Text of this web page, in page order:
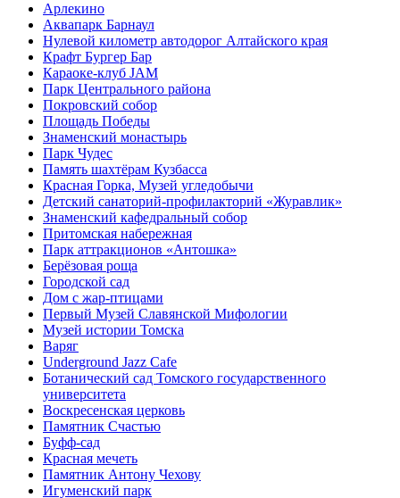
Арлекино
Аквапарк Барнаул
Нулевой километр автодорог Алтайского края
Крафт Бургер Бар
Караоке-клуб JAM
Парк Центрального района
Покровский собор
Площадь Победы
Знаменский монастырь
Парк Чудес
Память шахтёрам Кузбасса
Красная Горка, Музей угледобычи
Детский санаторий-профилакторий «Журавлик»
Знаменский кафедральный собор
Притомская набережная
Парк аттракционов «Антошка»
Берёзовая роща
Городской сад
Дом с жар-птицами
Первый Музей Славянской Мифологии
Музей истории Томска
Варяг
Underground Jazz Cafe
Ботанический сад Томского государственного
университета
Воскресенская церковь
Памятник Счастью
Буфф-сад
Красная мечеть
Памятник Антону Чехову
Игуменский парк